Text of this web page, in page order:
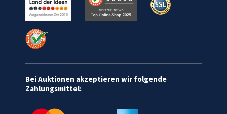
Bei Auktionen akzeptieren wir folgende
Zahlungsmittel: